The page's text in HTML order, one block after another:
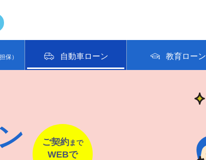
保） 自動車ローン 教育ローン
ご契約まで
WEBで